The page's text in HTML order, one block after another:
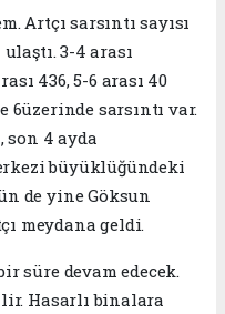
Artçı sarsıntı sayısı
3-4 arası
436, 5-6 arası 40
6üzerinde sarsıntı var.
son 4 ayda
büyüklüğündeki
de yine Göksun
meydana geldi.
süre devam edecek.
Hasarlı binalara